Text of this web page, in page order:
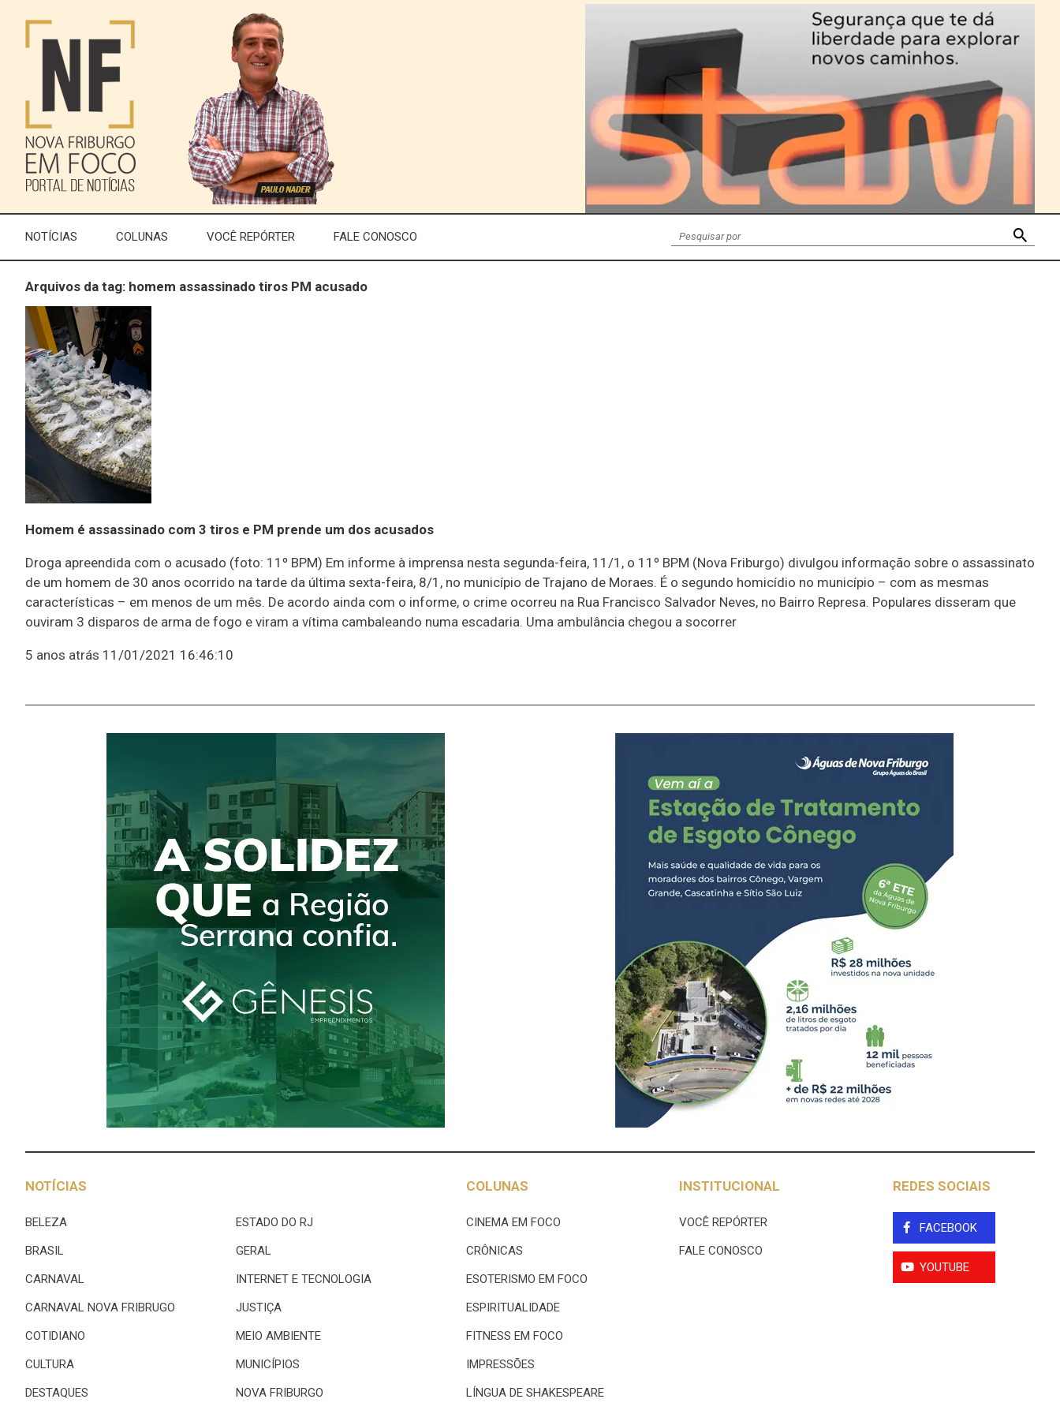
NOTÍCIAS COLUNAS VOCÊ REPÓRTER FALE CONOSCO
Arquivos da tag: homem assassinado tiros PM acusado
Homem é assassinado com 3 tiros e PM prende um dos acusados
Droga apreendida com o acusado (foto: 11º BPM) Em informe à imprensa nesta segunda-feira, 11/1, o 11º BPM (Nova Friburgo) divulgou informação sobre o assassinato
de um homem de 30 anos ocorrido na tarde da última sexta-feira, 8/1, no município de Trajano de Moraes. É o segundo homicídio no município – com as mesmas
características – em menos de um mês. De acordo ainda com o informe, o crime ocorreu na Rua Francisco Salvador Neves, no Bairro Represa. Populares disseram que
ouviram 3 disparos de arma de fogo e viram a vítima cambaleando numa escadaria. Uma ambulância chegou a socorrer
5 anos atrás 11/01/2021 16:46:10
NOTÍCIAS
BELEZA
BRASIL
CARNAVAL
CARNAVAL NOVA FRIBRUGO
COTIDIANO
CULTURA
DESTAQUES
ESTADO DO RJ
GERAL
INTERNET E TECNOLOGIA
JUSTIÇA
MEIO AMBIENTE
MUNICÍPIOS
NOVA FRIBURGO
COLUNAS
CINEMA EM FOCO
CRÔNICAS
ESOTERISMO EM FOCO
ESPIRITUALIDADE
FITNESS EM FOCO
IMPRESSÕES
LÍNGUA DE SHAKESPEARE
INSTITUCIONAL
VOCÊ REPÓRTER
FALE CONOSCO
REDES SOCIAIS
FACEBOOK
YOUTUBE